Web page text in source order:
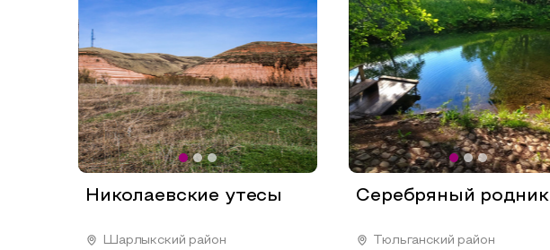
Николаевские утесы
Шарлыкский район
Серебряный родник
Тюльганский район